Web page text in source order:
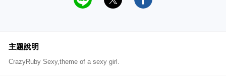
主題說明
CrazyRuby Sexy,theme of a sexy girl.